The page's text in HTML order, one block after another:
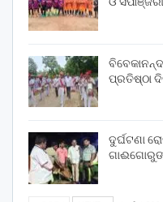
ପ୍ରତିଷ୍ଠା
ଦୁର୍ଘଟଣା